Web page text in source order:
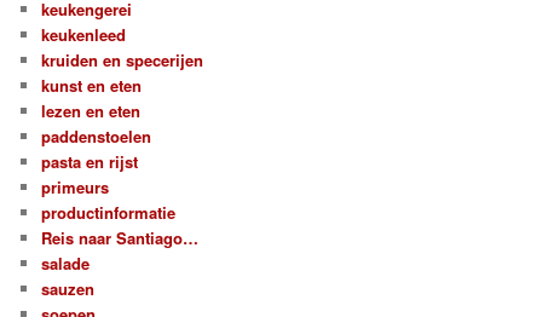
keukengerei
keukenleed
kruiden en specerijen
kunst en eten
lezen en eten
paddenstoelen
pasta en rijst
primeurs
productinformatie
Reis naar Santiago…
salade
sauzen